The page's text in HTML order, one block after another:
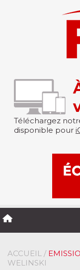
Téléchargez
disponible pour
ACCUEIL /
WELINSKI